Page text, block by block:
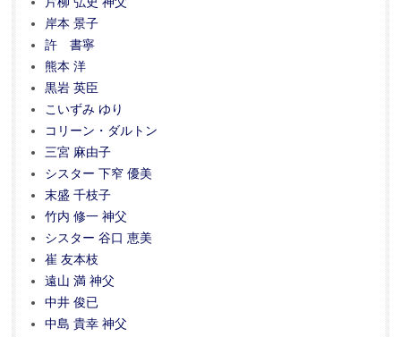
岸本 景子
許 書寧
熊本 洋
黒岩 英臣
こいずみ ゆり
コリーン・ダルトン
三宮 麻由子
シスター 下窄 優美
末盛 千枝子
竹内 修一 神父
シスター 谷口 恵美
崔 友本枝
遠山 満 神父
中井 俊已
中島 貴幸 神父